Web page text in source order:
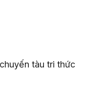
tàu tri thức